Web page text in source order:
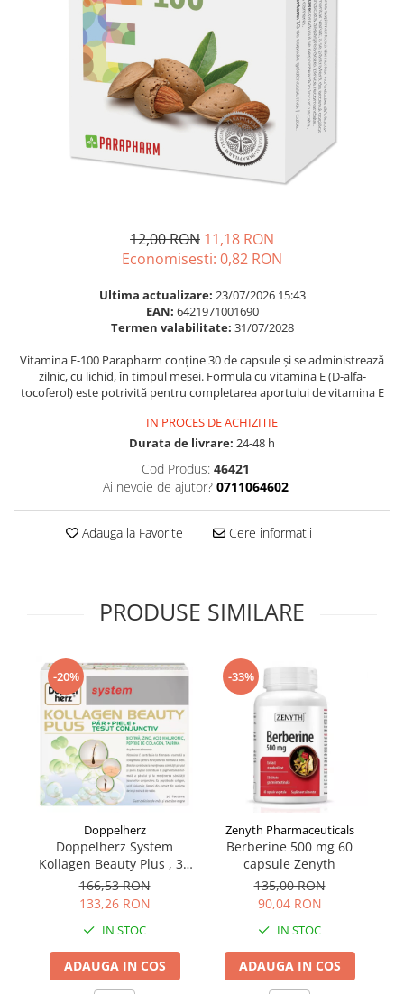
Par si unghii
Probiotice si prebiotice
Sanatate urinara
Sistemul respirator
Supliment Magneziu
Supliment Vitamina B
Supliment Vitamina C
Supliment Vitamina D3
Supliment Vitamina E
Tuse gat si respiratie
Ingrijire par
Balsam masca si tratament
Produse cu SPF Pentru Fata
Repelenti insecte
12,00 RON 11,18 RON
Economisesti: 0,82 RON
Ultima actualizare: 23/07/2026 15:43
EAN: 6421971001690
Termen valabilitate: 31/07/2028
Vitamina E-100 Parapharm conține 30 de capsule și se administrează
zilnic, cu lichid, în timpul mesei. Formula cu vitamina E (D-alfa-
tocoferol) este potrivită pentru completarea aportului de vitamina E
IN PROCES DE ACHIZITIE
Durata de livrare: 24-48 h
Cod Produs: 46421
Ai nevoie de ajutor? 0711064602
Adauga la Favorite Cere informatii
PRODUSE SIMILARE
-20%
Doppelherz
Doppelherz System
Kollagen Beauty Plus , 30
Flacoane Unidoza
166,53 RON
133,26 RON
IN STOC
ADAUGA IN COS
-33%
Zenyth Pharmaceuticals
Berberine 500 mg 60
capsule Zenyth
135,00 RON
90,04 RON
IN STOC
ADAUGA IN COS